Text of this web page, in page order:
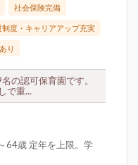
社会保険完備
制度・キャリアアップ充実
り
の認可保育園です。
で重...
64歳 定年を上限。学